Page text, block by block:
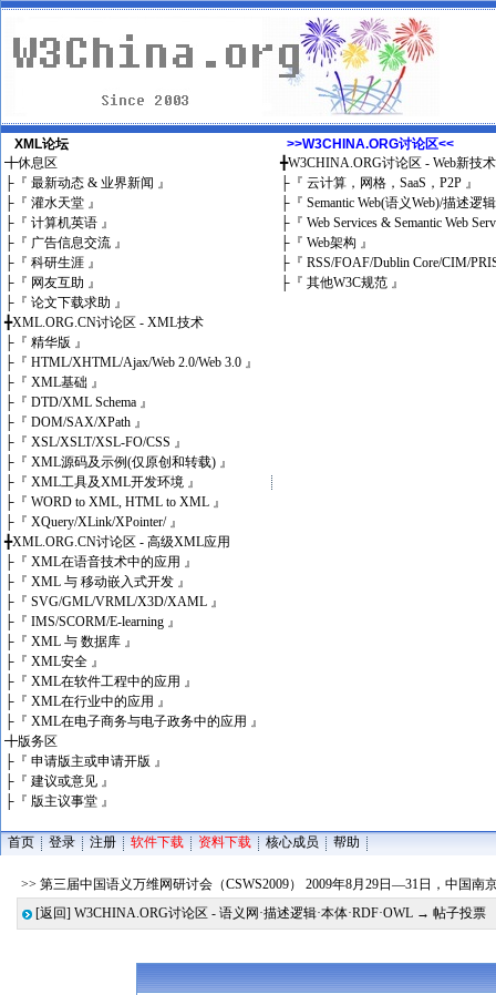
XML论坛
╋休息区
├ 『 最新动态 & 业界新闻 』
├ 『 灌水天堂 』
├ 『 计算机英语 』
├ 『 广告信息交流 』
├ 『 科研生涯 』
├ 『 网友互助 』
├ 『 论文下载求助 』
╋XML.ORG.CN讨论区 - XML技术
├ 『 精华版 』
├ 『 HTML/XHTML/Ajax/Web 2.0/Web 3.0 』
├ 『 XML基础 』
├ 『 DTD/XML Schema 』
├ 『 DOM/SAX/XPath 』
├ 『 XSL/XSLT/XSL-FO/CSS 』
├ 『 XML源码及示例(仅原创和转载) 』
├ 『 XML工具及XML开发环境 』
├ 『 WORD to XML, HTML to XML 』
├ 『 XQuery/XLink/XPointer/ 』
╋XML.ORG.CN讨论区 - 高级XML应用
├ 『 XML在语音技术中的应用 』
├ 『 XML 与 移动嵌入式开发 』
├ 『 SVG/GML/VRML/X3D/XAML 』
├ 『 IMS/SCORM/E-learning 』
├ 『 XML 与 数据库 』
├ 『 XML安全 』
├ 『 XML在软件工程中的应用 』
├ 『 XML在行业中的应用 』
├ 『 XML在电子商务与电子政务中的应用 』
╋版务区
├ 『 申请版主或申请开版 』
├ 『 建议或意见 』
├ 『 版主议事堂 』
>>W3CHINA.ORG讨论区<<
╋W3CHINA.ORG讨论区 - Web新技
├ 『 云计算，网格，SaaS，P2P 』
├ 『 Semantic Web(语义Web)/描述逻
├ 『 Web Services & Semantic Web
├ 『 Web架构 』
├ 『 RSS/FOAF/Dublin Core/CIM/
├ 『 其他W3C规范 』
首页 登录 注册 软件下载 资料下载 核心成员 帮助
>> 第三届中国语义万维网研讨会（CSWS2009） 2009年8月29日—31日，中国南
[返回] W3CHINA.ORG讨论区 - 语义网·描述逻辑·本体·RDF·OWL → 帖子投票